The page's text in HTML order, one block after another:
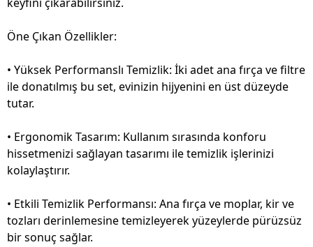
Öne Çıkan Özellikler:
• Yüksek Performanslı Temizlik: İki adet ana fırça ve filtre
ile donatılmış bu set, evinizin hijyenini en üst düzeyde
tutar.
• Ergonomik Tasarım: Kullanım sırasında konforu
hissetmenizi sağlayan tasarımı ile temizlik işlerinizi
kolaylaştırır.
• Etkili Temizlik Performansı: Ana fırça ve moplar, kir ve
tozları derinlemesine temizleyerek yüzeylerde pürüzsüz
bir sonuç sağlar.